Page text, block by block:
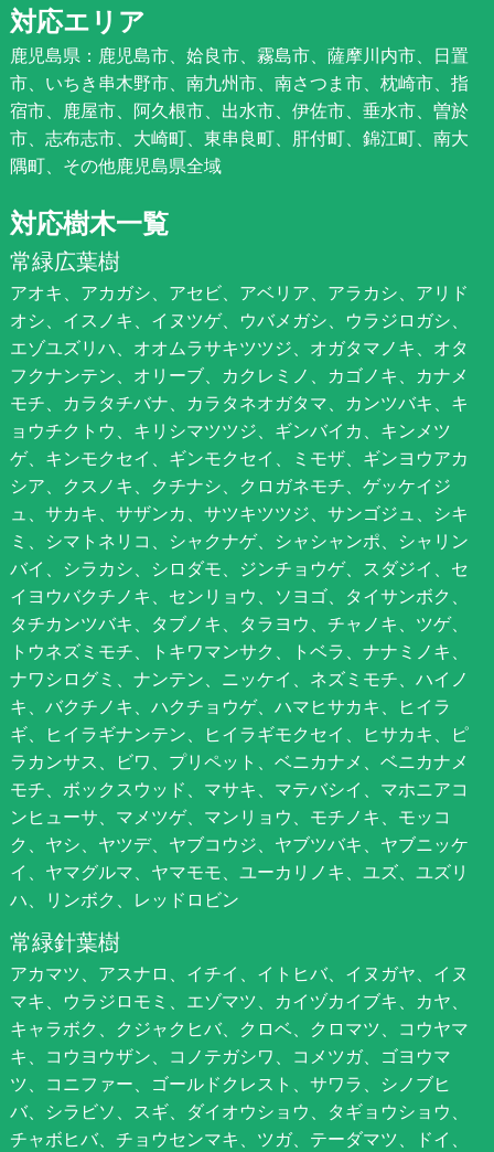
対応エリア
鹿児島県：鹿児島市、姶良市、霧島市、薩摩川内市、日置
市、いちき串木野市、南九州市、南さつま市、枕崎市、指
宿市、鹿屋市、阿久根市、出水市、伊佐市、垂水市、曽於
市、志布志市、大崎町、東串良町、肝付町、錦江町、南大
隅町、その他鹿児島県全域
対応樹木一覧
常緑広葉樹
アオキ、アカガシ、アセビ、アベリア、アラカシ、アリド
オシ、イスノキ、イヌツゲ、ウバメガシ、ウラジロガシ、
エゾユズリハ、オオムラサキツツジ、オガタマノキ、オタ
フクナンテン、オリーブ、カクレミノ、カゴノキ、カナメ
モチ、カラタチバナ、カラタネオガタマ、カンツバキ、キ
ョウチクトウ、キリシマツツジ、ギンバイカ、キンメツ
ゲ、キンモクセイ、ギンモクセイ、ミモザ、ギンヨウアカ
シア、クスノキ、クチナシ、クロガネモチ、ゲッケイジ
ュ、サカキ、サザンカ、サツキツツジ、サンゴジュ、シキ
ミ、シマトネリコ、シャクナゲ、シャシャンポ、シャリン
バイ、シラカシ、シロダモ、ジンチョウゲ、スダジイ、セ
イヨウバクチノキ、センリョウ、ソヨゴ、タイサンボク、
タチカンツバキ、タブノキ、タラヨウ、チャノキ、ツゲ、
トウネズミモチ、トキワマンサク、トベラ、ナナミノキ、
ナワシログミ、ナンテン、ニッケイ、ネズミモチ、ハイノ
キ、バクチノキ、ハクチョウゲ、ハマヒサカキ、ヒイラ
ギ、ヒイラギナンテン、ヒイラギモクセイ、ヒサカキ、ピ
ラカンサス、ビワ、プリペット、ベニカナメ、ベニカナメ
モチ、ボックスウッド、マサキ、マテバシイ、マホニアコ
ンヒューサ、マメツゲ、マンリョウ、モチノキ、モッコ
ク、ヤシ、ヤツデ、ヤブコウジ、ヤブツバキ、ヤブニッケ
イ、ヤマグルマ、ヤマモモ、ユーカリノキ、ユズ、ユズリ
ハ、リンボク、レッドロビン
常緑針葉樹
アカマツ、アスナロ、イチイ、イトヒバ、イヌガヤ、イヌ
マキ、ウラジロモミ、エゾマツ、カイヅカイブキ、カヤ、
キャラボク、クジャクヒバ、クロベ、クロマツ、コウヤマ
キ、コウヨウザン、コノテガシワ、コメツガ、ゴヨウマ
ツ、コニファー、ゴールドクレスト、サワラ、シノブヒ
バ、シラビソ、スギ、ダイオウショウ、タギョウショウ、
チャボヒバ、チョウセンマキ、ツガ、テーダマツ、ドイ、